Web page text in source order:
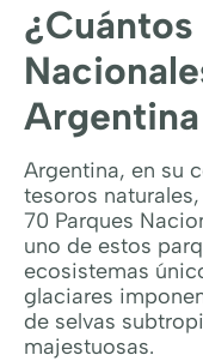
¿Cuántos
Argentina, en su
tesoros
70 Parques
uno de estos
ecosistemas
glaciares
de selvas
majestuosas.